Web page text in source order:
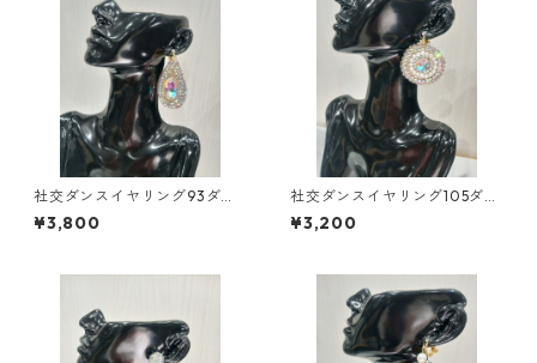
社交ダンスイヤリング93ダン
スアクセサリーベリーダンス
ブライダルアクセサリー
¥3,800
社交ダンスイヤリング105ダン
スアクセサリーベリーダンス
ブライダルアクセサリー
¥3,200